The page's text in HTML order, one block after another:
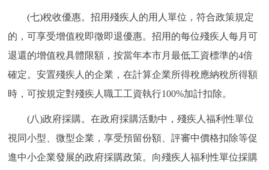
(七)稅收優惠。招用殘疾人的用人單位，符合政策規定
的，可享受增值稅即徵即退優惠。招用的每位殘疾人每月可
退還的增值稅具體限額，按當年本市月最低工資標準的4倍
確定。安置殘疾人的企業，在計算企業所得稅應納稅所得額
時，可按規定對殘疾人職工工資執行100%加計扣除。
(八)政府採購。在政府採購活動中，殘疾人福利性單位
視同小型、微型企業，享受預留份額、評審中價格扣除等促
進中小企業發展的政府採購政策。向殘疾人福利性單位採購